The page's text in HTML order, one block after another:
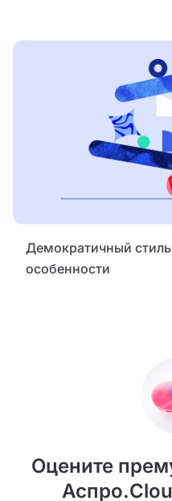
Демократичный
особенности
Оцените